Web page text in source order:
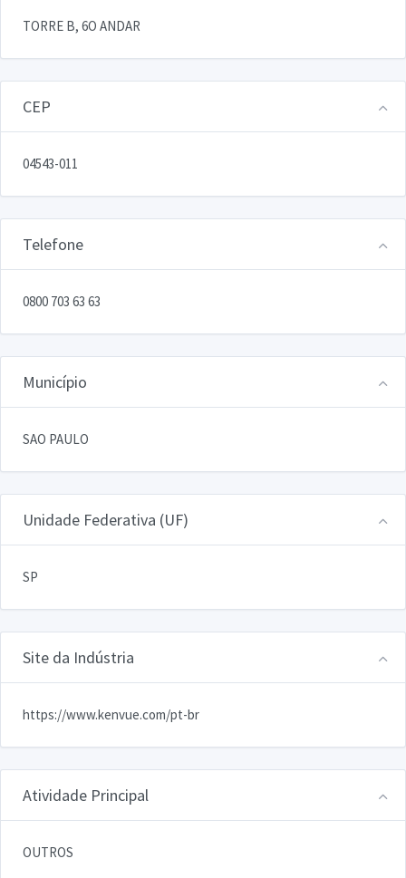
TORRE B, 6O ANDAR
CEP
04543-011
Telefone
0800 703 63 63
Município
SAO PAULO
Unidade Federativa (UF)
SP
Site da Indústria
https://www.kenvue.com/pt-br
Atividade Principal
OUTROS